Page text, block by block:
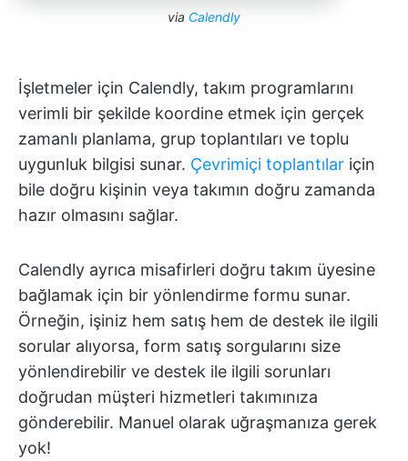
via Calendly
İşletmeler için Calendly, takım programlarını
verimli bir şekilde koordine etmek için gerçek
zamanlı planlama, grup toplantıları ve toplu
uygunluk bilgisi sunar. Çevrimiçi toplantılar için
bile doğru kişinin veya takımın doğru zamanda
hazır olmasını sağlar.
Calendly ayrıca misafirleri doğru takım üyesine
bağlamak için bir yönlendirme formu sunar.
Örneğin, işiniz hem satış hem de destek ile ilgili
sorular alıyorsa, form satış sorgularını size
yönlendirebilir ve destek ile ilgili sorunları
doğrudan müşteri hizmetleri takımınıza
gönderebilir. Manuel olarak uğraşmanıza gerek
yok!